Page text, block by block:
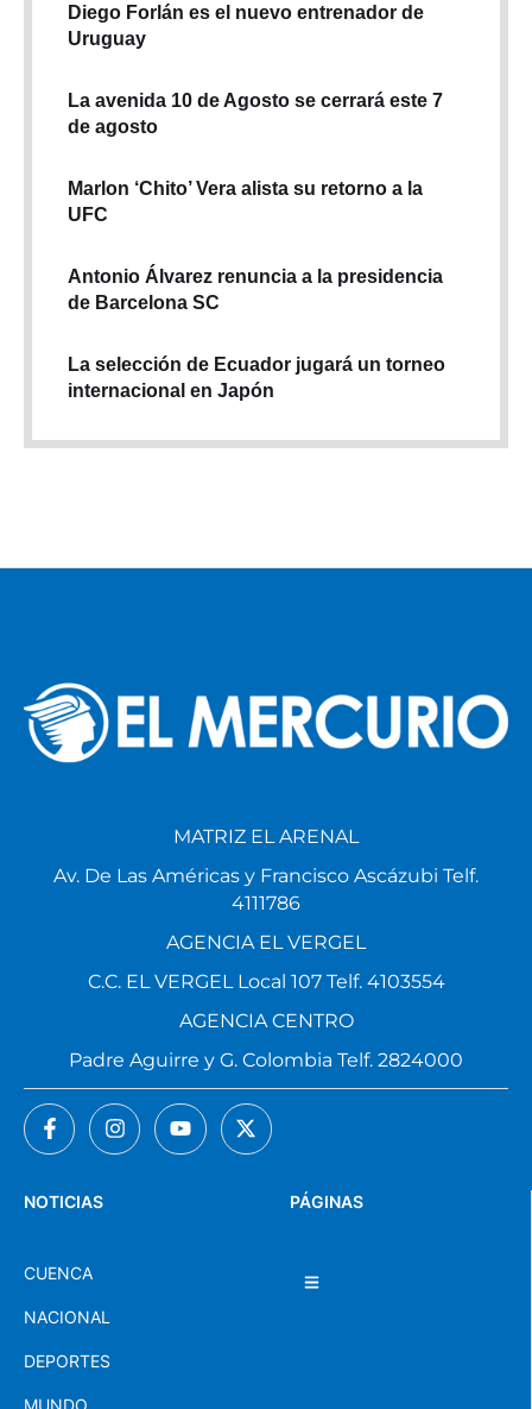
Diego Forlán es el nuevo entrenador de
Uruguay
La avenida 10 de Agosto se cerrará este 7
de agosto
Marlon ‘Chito’ Vera alista su retorno a la
UFC
Antonio Álvarez renuncia a la presidencia
de Barcelona SC
La selección de Ecuador jugará un torneo
internacional en Japón
PÁGINAS
NOTICIAS
CUENCA
NACIONAL
DEPORTES
MUNDO
MATRIZ EL ARENAL
Av. De Las Américas y Francisco Ascázubi Telf.
4111786
AGENCIA EL VERGEL
C.C. EL VERGEL Local 107 Telf. 4103554
AGENCIA CENTRO
Padre Aguirre y G. Colombia Telf. 2824000